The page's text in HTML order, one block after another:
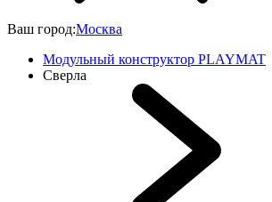
Ваш город:Москва
Модульный конструктор PLAYMAT
Сверла